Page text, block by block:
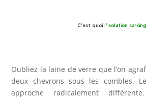
C’est quoi l’isolation
Oubliez la laine de verre que l’on
deux chevrons sous les combles.
approche radicalement